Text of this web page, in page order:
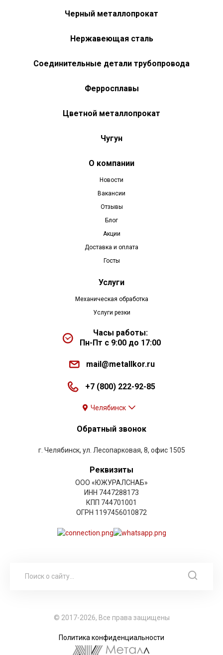
Черный металлопрокат
Нержавеющая сталь
Соединительные детали трубопровода
Ферросплавы
Цветной металлопрокат
Чугун
О компании
Новости
Вакансии
Отзывы
Блог
Акции
Доставка и оплата
Госты
Услуги
Механическая обработка
Услуги резки
Часы работы:
Пн-Пт с 9:00 до 17:00
mail@metallkor.ru
+7 (800) 222-92-85
Челябинск
Обратный звонок
г. Челябинск, ул. Лесопарковая, 8, офис 1505
Реквизиты
ООО «ЮЖУРАЛСНАБ»
ИНН 7447288173
КПП 744701001
ОГРН 1197456010872
© 2017-2026, Все права защищены
Политика конфиденциальности